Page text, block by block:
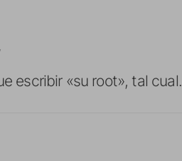
escribir «su root», tal cual.